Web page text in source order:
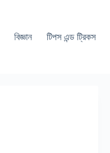
বিজ্ঞান টিপস এন্ড ট্রিকস